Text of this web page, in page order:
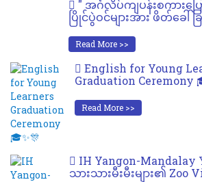
" အင်္ဂလိပ်ကျပန်းစကားပ
ပြိုင်ပွဲဝင်များအား ဖိတ်ခေါ်ခ
Read More >>
English for Young
Graduation Ceremony
Read More >>
IH Yangon-Mandalay
သားသားမီးမီးများ၏ Zoo